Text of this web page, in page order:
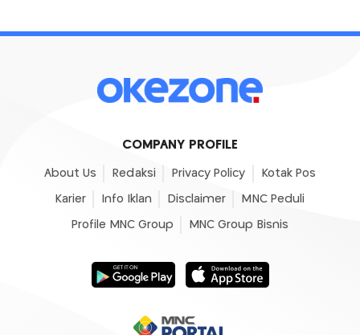
COMPANY PROFILE
About Us Redaksi Privacy Policy Kotak Pos
Karier Info Iklan Disclaimer MNC Peduli
Profile MNC Group MNC Group Bisnis